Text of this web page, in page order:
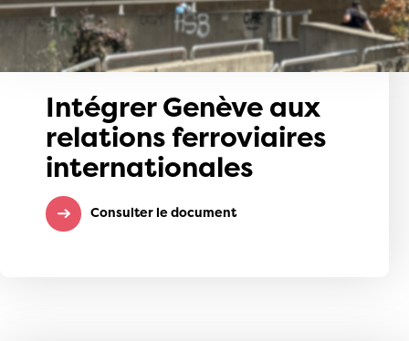
Intégrer Genève aux
relations ferroviaires
internationales
Consulter le document